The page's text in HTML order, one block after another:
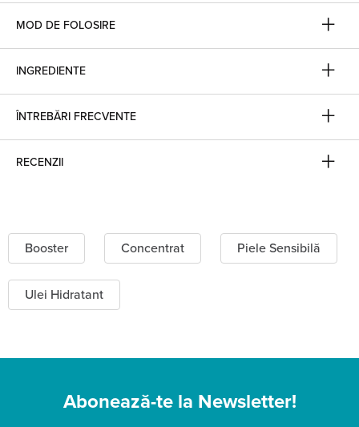
MOD DE FOLOSIRE
INGREDIENTE
ÎNTREBĂRI FRECVENTE
RECENZII
Booster Concentrat Piele Sensibilă
Ulei Hidratant
Abonează-te la Newsletter!